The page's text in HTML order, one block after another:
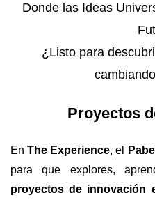
Donde las Ideas
¿Listo para
Proyectos
EnThe Experience, el
para que explores,
proyectos de innovación